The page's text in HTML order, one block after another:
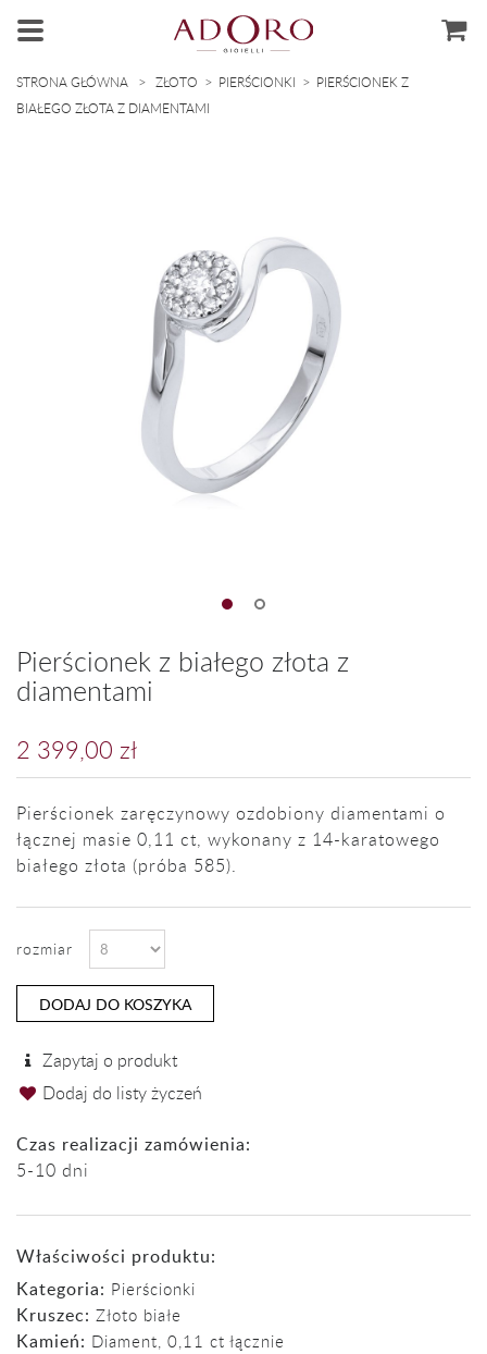
STRONA GŁÓWNA > ZŁOTO > PIERŚCIONKI > PIERŚCIONEK Z
BIAŁEGO ZŁOTA Z DIAMENTAMI
Pierścionek z białego złota z
diamentami
2 399,00 zł
Pierścionek zaręczynowy ozdobiony diamentami o
łącznej masie 0,11 ct, wykonany z 14-karatowego
białego złota (próba 585).
DODAJ DO KOSZYKA
Zapytaj o produkt
Dodaj do listy życzeń
Czas realizacji zamówienia:
5-10 dni
Właściwości produktu:
Kategoria: Pierścionki
Kruszec: Złoto białe
Kamień: Diament, 0,11 ct łącznie